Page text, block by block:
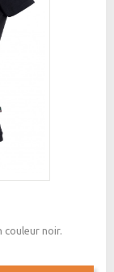
couleur noir.